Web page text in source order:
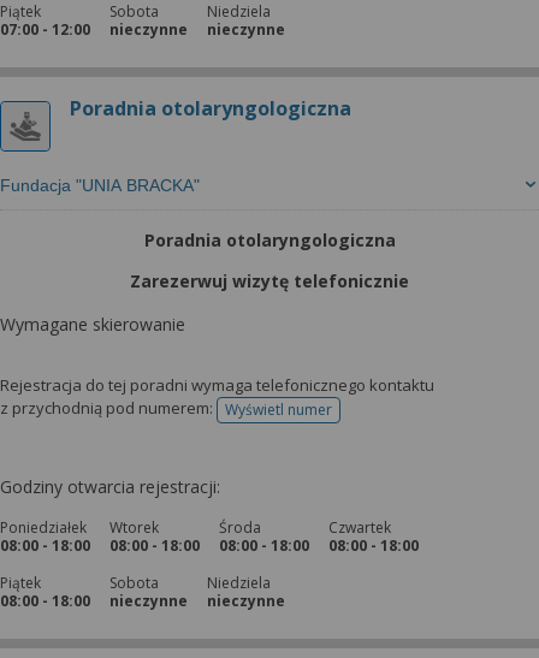
Piątek
07:00 - 12:00
Sobota
nieczynne
Niedziela
nieczynne
Poradnia otolaryngologiczna
Fundacja "UNIA BRACKA"
Poradnia otolaryngologiczna
Zarezerwuj wizytę telefonicznie
Wymagane skierowanie
Rejestracja do tej poradni wymaga telefonicznego kontaktu
z przychodnią pod numerem:
Wyświetl numertelefonu do rejestracji
Godziny otwarcia rejestracji:
Poniedziałek
08:00 - 18:00
Wtorek
08:00 - 18:00
Środa
08:00 - 18:00
Czwartek
08:00 - 18:00
Piątek
08:00 - 18:00
Sobota
nieczynne
Niedziela
nieczynne